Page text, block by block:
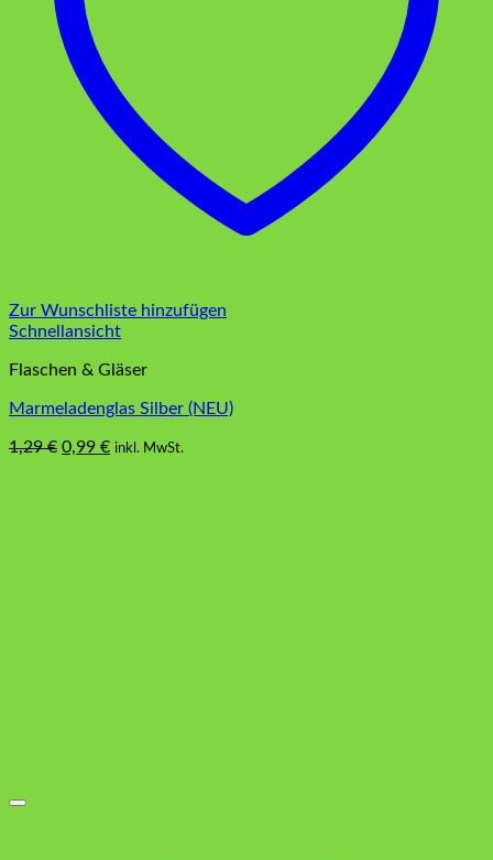
Zur Wunschliste hinzufügen
Schnellansicht
Flaschen & Gläser
Marmeladenglas Silber (NEU)
1,29€ Ursprünglicher
0,99 €Aktueller
inkl. MwSt.